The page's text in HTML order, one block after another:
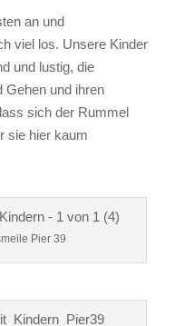
an und
viel los. Unsere Kinder
und lustig, die
Gehen und ihren
sich der Rummel
sie hier kaum
Pier 39